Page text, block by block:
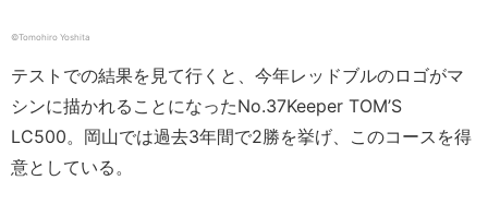
©︎Tomohiro Yoshita
テストでの結果を見て行くと、今年レッドブルのロゴがマ
シンに描かれることになったNo.37Keeper TOM’S
LC500。岡山では過去3年間で2勝を挙げ、このコースを得
意としている。